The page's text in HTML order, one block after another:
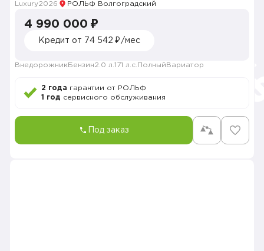
Luxury2026 РОЛЬФ Волгоградский
4 990 000 ₽
Кредит от 74 542 ₽/мес
Внедорожник Бензин2.0 л. 171 л.с. Полный Вариатор
2 года гарантии от РОЛЬФ
1 год сервисного обслуживания
Под заказ